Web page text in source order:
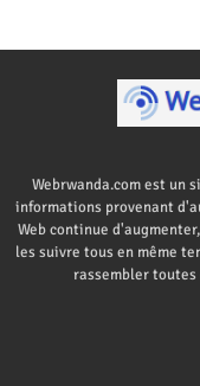
Webrwanda.com est un
informations provenant
Web continue
les suivre tous en même
rassembler toutes